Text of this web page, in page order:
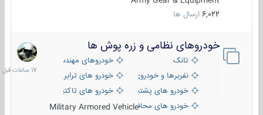
6,022 ارسال ها
خودروهای نظامی و زره پوش ها
تانک
خودروهای مهندسی
نفربرها و خودروی های رزمی پیاده نظام
خودرو های ترابری نظامی
خودرو های پشتیبانی آتش ، شناسایی و ضد تانک
خودرو های تاکتیکی نظامی
خودرو های محافظت شدهMilitary Armored Vehicle
17
ساعات
قبل